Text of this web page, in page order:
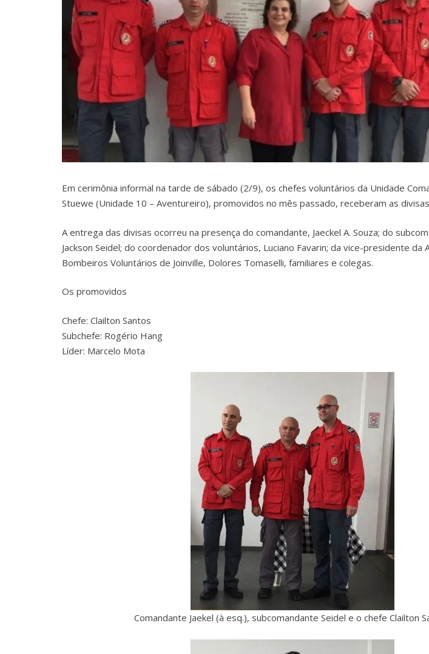
Em cerimônia informal na tarde de sábado (2/9), os chefes voluntários da Unidade
Stuewe (Unidade 10 – Aventureiro), promovidos no mês passado, receberam as
A entrega das divisas ocorreu na presença do comandante, Jaeckel A. Souza; do
Jackson Seidel; do coordenador dos voluntários, Luciano Favarin; da vice-presidente da
Bombeiros Voluntários de Joinville, Dolores Tomaselli, familiares e colegas.
Os promovidos
Chefe: Clailton Santos
Subchefe: Rogério Hang
Líder: Marcelo Mota
Comandante Jaekel (à esq.), subcomandante Seidel e o chefe Clailton